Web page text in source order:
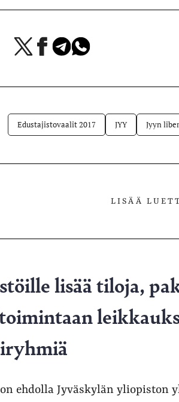
Jaa
palvelussa
Jaa Jaa Jaa
Edustajistovaalit 2017 JYY Jyyn
LISÄÄ
lisää tiloja,
ehdolla Jyväskylän yliopiston